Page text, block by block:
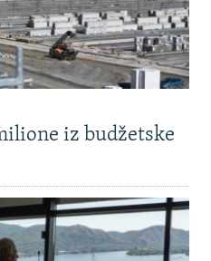
iz budžetske